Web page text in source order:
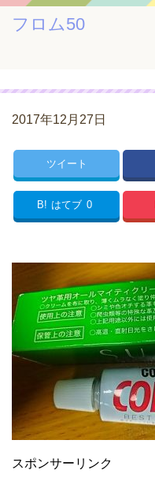
フロム50
2017年12月27日
ツイート
B! はてブ 0
スポンサーリンク